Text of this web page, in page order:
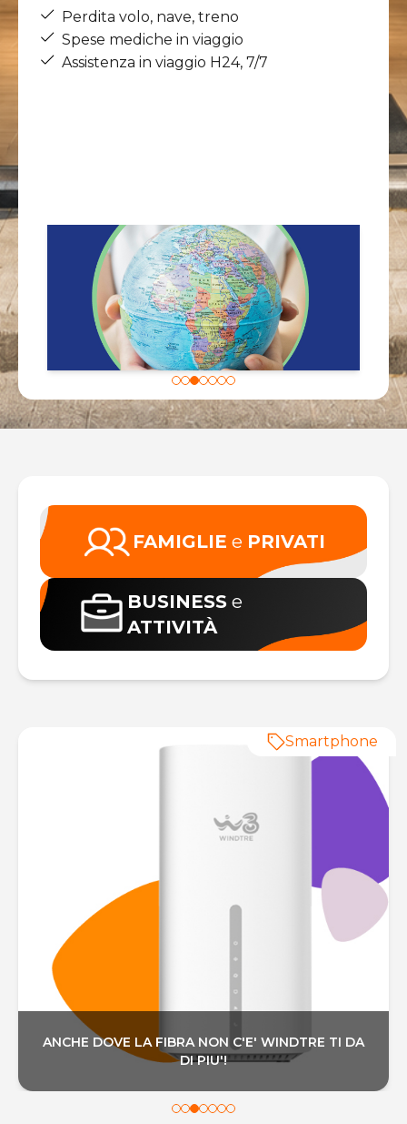
Perdita volo, nave, treno
Spese mediche in viaggio
Assistenza in viaggio H24, 7/7
FAMIGLIE e PRIVATI
BUSINESS e
ATTIVITÀ
ANCHE DOVE LA FIBRA NON C'E' WINDTRE TI DA
DI PIU'!
Smartphone